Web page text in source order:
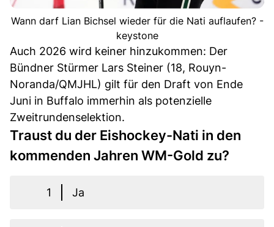
Wann darf Lian Bichsel wieder für die Nati auflaufen? -
keystone
Auch 2026 wird keiner hinzukommen: Der
Bündner Stürmer Lars Steiner (18, Rouyn-
Noranda/QMJHL) gilt für den Draft von Ende
Juni in Buffalo immerhin als potenzielle
Zweitrundenselektion.
Traust du der Eishockey-Nati in den
kommenden Jahren WM-Gold zu?
1 Ja